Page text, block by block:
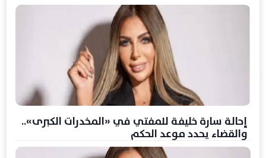
إحالة سارة خليفة للمفتي في «المخدرات الكبرى»..
والقضاء يحدد موعد الحكم